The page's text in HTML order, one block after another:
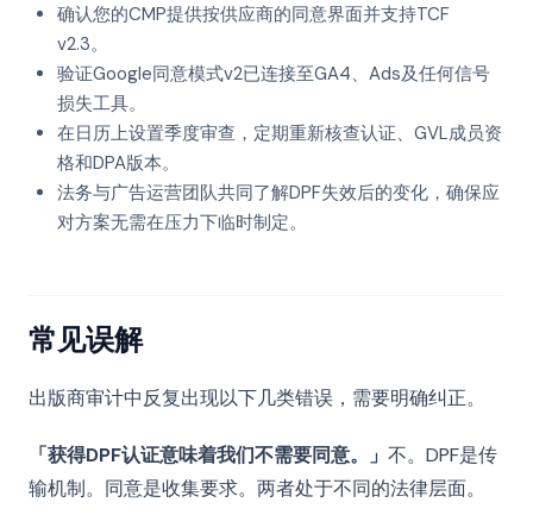
确认您的CMP提供按供应商的同意界面并支持TCF
v2.3。
验证Google同意模式v2已连接至GA4、Ads及任何信号
损失工具。
在日历上设置季度审查，定期重新核查认证、GVL成员资
格和DPA版本。
法务与广告运营团队共同了解DPF失效后的变化，确保应
对方案无需在压力下临时制定。
常见误解
出版商审计中反复出现以下几类错误，需要明确纠正。
「获得DPF认证意味着我们不需要同意。」 不。DPF是传
输机制。同意是收集要求。两者处于不同的法律层面。